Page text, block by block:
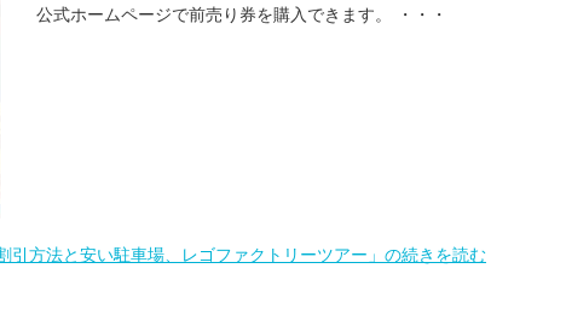
公式ホームページで前売り券を購入できます。 ・・・
引方法と安い駐車場、レゴファクトリーツアー」の続きを読む